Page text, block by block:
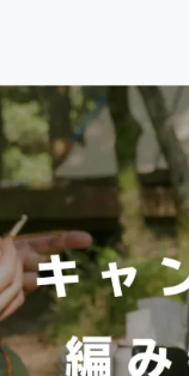
アート・写真
テクノロジー
映像・映画
ビジネス・起業